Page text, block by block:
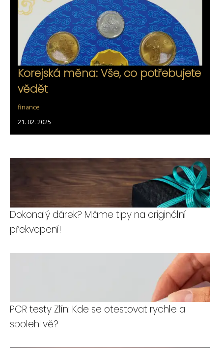
Korejská měna: Vše, co potřebujete
vědět
finance
21. 02. 2025
Dokonalý dárek? Máme tipy na originální
překvapení!
PCR testy Zlín: Kde se otestovat rychle a
spolehlivě?